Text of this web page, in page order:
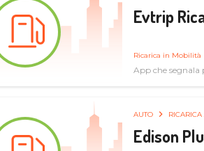
Evtrip
Ricarica in Mobilità
App che segnala
AUTO
Edison